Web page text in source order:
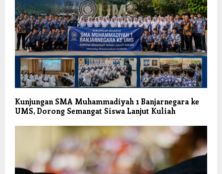
Kunjungan SMA Muhammadiyah 1 Banjarnegara ke
UMS, Dorong Semangat Siswa Lanjut Kuliah